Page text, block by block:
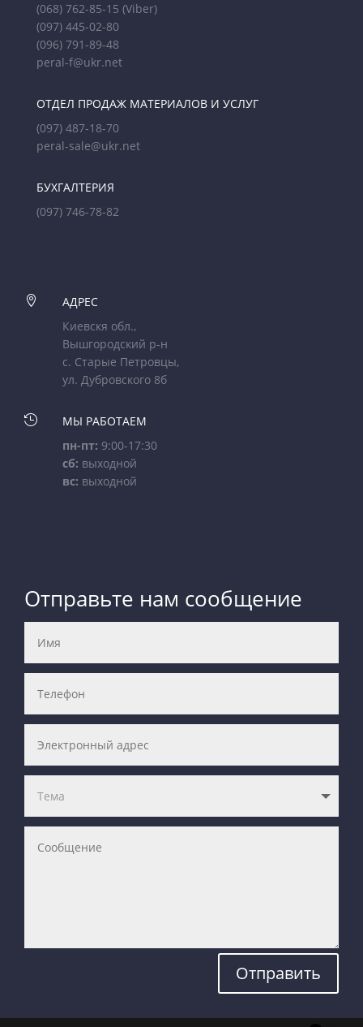
(068) 762-85-15 (Viber)
(097) 445-02-80
(096) 791-89-48
peral-f@ukr.net
ОТДЕЛ ПРОДАЖ МАТЕРИАЛОВ И УСЛУГ
(097) 487-18-70
peral-sale@ukr.net
БУХГАЛТЕРИЯ
(097) 746-78-82

АДРЕС
Киевскя обл.,
Вышгородский р-н
с. Старые Петровцы,
ул. Дубровского 8б

МЫ РАБОТАЕМ
пн-пт: 9:00-17:30
сб: выходной
вс: выходной
Отправьте нам сообщение
Отправить